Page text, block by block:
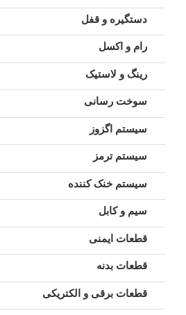
دستگیره و قفل
رام و اکسل
رینگ و لاستیک
سوخت رسانی
سیستم اگزوز
سیستم ترمز
سیستم خنک کننده
سیم و کابل
قطعات ایمنی
قطعات بدنه
قطعات برقی و الکتریکی